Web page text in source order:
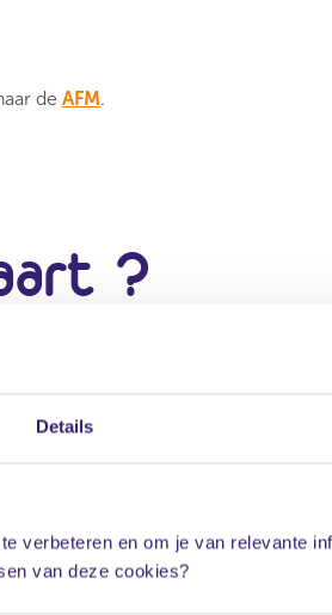
Details
verbeteren en om je van relevante
van deze cookies?
de AFM.
?
Hij moet dit doen vóór
dienstverlener de
werkzaamheden hij
producten adviseert of ook
in de kosten en mogelijkheden